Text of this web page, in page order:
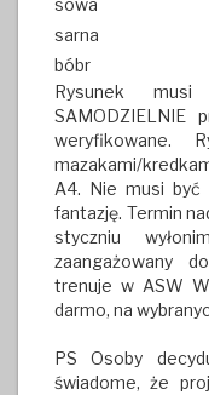
sowa
sarna
bóbr
Rysunek
SAMODZIELNIE
weryfikowane.
mazakami/
A4. Nie musi być
fantazję. Termin
styczniu
zaangażowany
trenuje w ASW
darmo, na
PS Osoby
świadome, że